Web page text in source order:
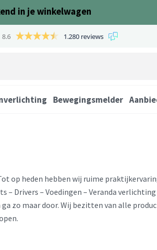
in je winkelwagen
8.6 1.280 reviews
Bewegingsmelder
op heden hebben wij ruime
– Drivers – Voedingen – Veranda
zo maar door. Wij bezitten van alle